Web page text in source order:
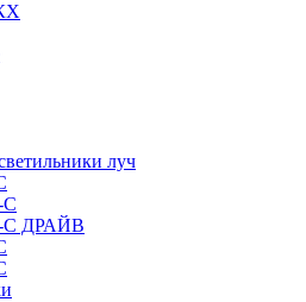
луч
С
С ДРАЙВ